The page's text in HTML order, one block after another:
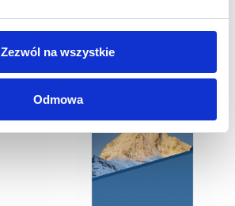
Zezwól na wszystkie
Odmowa